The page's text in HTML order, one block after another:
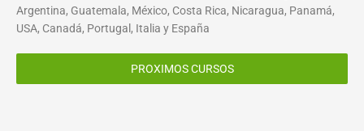
Argentina, Guatemala, México, Costa Rica, Nicaragua, Panamá,
USA, Canadá, Portugal, Italia y España
PROXIMOS CURSOS